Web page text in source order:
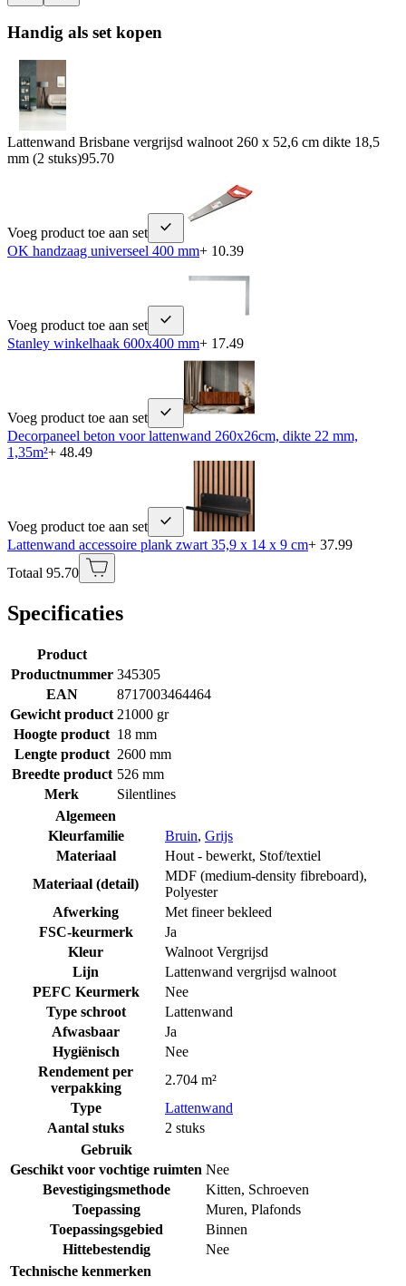
Handig als set kopen
Lattenwand Brisbane vergrijsd walnoot 260 x 52,6 cm dikte 18,5
mm (2 stuks)95.70
Voeg product toe aan set
OK handzaag universeel 400 mm+ 10.39
Voeg product toe aan set
Stanley winkelhaak 600x400 mm+ 17.49
Voeg product toe aan set
Decorpaneel beton voor lattenwand 260x26cm, dikte 22 mm,
1,35m²+ 48.49
Voeg product toe aan set
Lattenwand accessoire plank zwart 35,9 x 14 x 9 cm+ 37.99
Totaal 95.70
Specificaties
Product
Productnummer 345305
EAN
8717003464464
Gewicht product 21000 gr
Hoogte product 18 mm
Lengte product 2600 mm
Breedte product 526 mm
Merk
Silentlines
Algemeen
Kleurfamilie
Bruin, Grijs
Materiaal
Hout - bewerkt, Stof/textiel
Materiaal (detail)
MDF (medium-density fibreboard),
Polyester
Afwerking
Met fineer bekleed
FSC-keurmerk
Ja
Kleur
Walnoot Vergrijsd
Lijn
Lattenwand vergrijsd walnoot
PEFC Keurmerk
Nee
Type schroot
Lattenwand
Afwasbaar
Ja
Hygiënisch
Nee
Rendement per
verpakking
2.704 m²
Type
Lattenwand
Aantal stuks
2 stuks
Gebruik
Geschikt voor vochtige ruimten Nee
Bevestigingsmethode
Kitten, Schroeven
Toepassing
Muren, Plafonds
Toepassingsgebied
Binnen
Hittebestendig
Nee
Technische kenmerken